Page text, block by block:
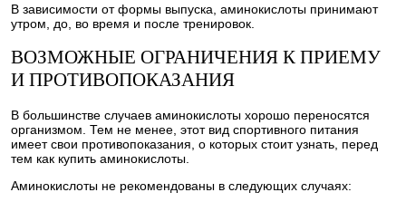
В зависимости от формы выпуска, аминокислоты принимают
утром, до, во время и после тренировок.
ВОЗМОЖНЫЕ ОГРАНИЧЕНИЯ К ПРИЕМУ
И ПРОТИВОПОКАЗАНИЯ
В большинстве случаев аминокислоты хорошо переносятся
организмом. Тем не менее, этот вид спортивного питания
имеет свои противопоказания, о которых стоит узнать, перед
тем как купить аминокислоты.
Аминокислоты не рекомендованы в следующих случаях: